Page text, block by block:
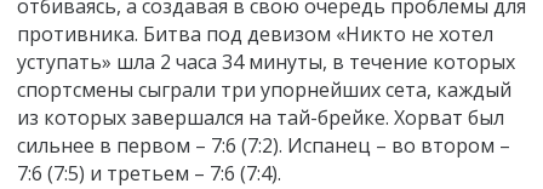
отбиваясь, а создавая в свою очередь проблемы для
противника. Битва под девизом «Никто не хотел
уступать» шла 2 часа 34 минуты, в течение которых
спортсмены сыграли три упорнейших сета, каждый
из которых завершался на тай-брейке. Хорват был
сильнее в первом – 7:6 (7:2). Испанец – во втором –
7:6 (7:5) и третьем – 7:6 (7:4).